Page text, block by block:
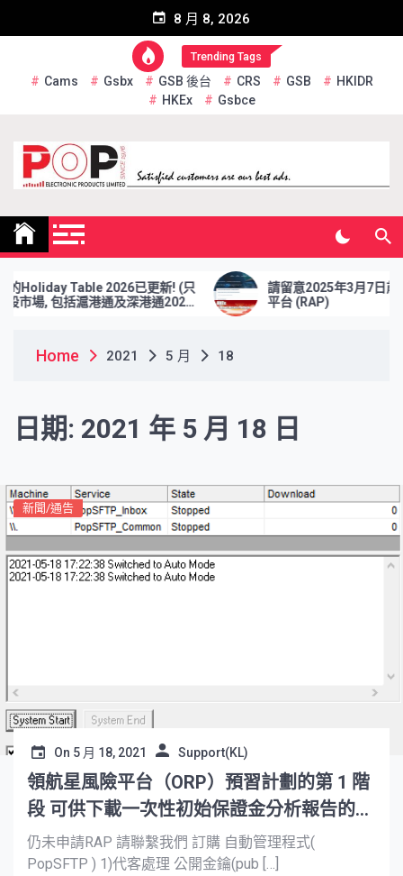
8 月 8, 2026
Trending Tags
Cams Gsbx GSB 後台 CRS GSB
HKIDR
HKEx
Gsbce
Pop Electronic Products
Limited
Holiday Table 2026已更新! (只
市場, 包括滬港通及深港通2026
請留意2025年3月7日前更
平台 (RAP)
Home 2021 5 月 18
日期: 2021 年 5 月 18 日
新聞/通告
On 5 月 18, 2021 Support(KL)
領航星風險平台（ORP）預習計劃的第 1 階
段 可供下載一次性初始保證金分析報告的日
期已延長至 2021 年 6 月 4 日 – 仍未申請
RAP 請聯繫我們 訂購 自動管理程式(
仍未申請RAP 請聯繫我們 訂購 自動管理程式(
PopSFTP ) 1)代客處理 公開金鑰(pub […]